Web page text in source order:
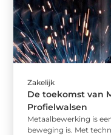
Zakelijk
De toekomst van
Profielwalsen
Metaalbewerking is
beweging is. Met